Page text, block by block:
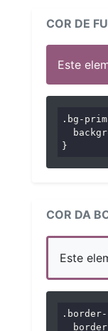
COR DE
Este
.bg-
}
COR DA
Este
border